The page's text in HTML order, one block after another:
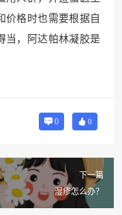
价格时也需要根据自
当，阿达帕林凝胶是
0 0
下一篇
湿疹怎么办？